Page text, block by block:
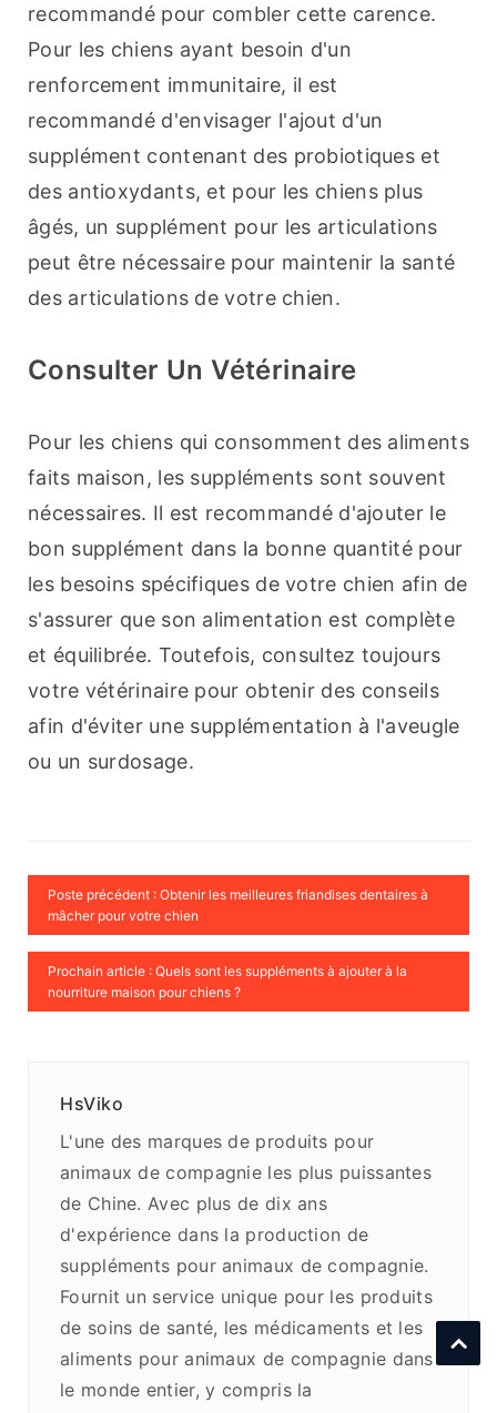
recommandé pour combler cette carence.
Pour les chiens ayant besoin d'un
renforcement immunitaire, il est
recommandé d'envisager l'ajout d'un
supplément contenant des probiotiques et
des antioxydants, et pour les chiens plus
âgés, un supplément pour les articulations
peut être nécessaire pour maintenir la santé
des articulations de votre chien.
Consulter Un Vétérinaire
Pour les chiens qui consomment des aliments
faits maison, les suppléments sont souvent
nécessaires. Il est recommandé d'ajouter le
bon supplément dans la bonne quantité pour
les besoins spécifiques de votre chien afin de
s'assurer que son alimentation est complète
et équilibrée. Toutefois, consultez toujours
votre vétérinaire pour obtenir des conseils
afin d'éviter une supplémentation à l'aveugle
ou un surdosage.
Poste précédent : Obtenir les meilleures friandises dentaires à
mâcher pour votre chien
Prochain article : Quels sont les suppléments à ajouter à la
nourriture maison pour chiens ?
HsViko
L'une des marques de produits pour
animaux de compagnie les plus puissantes
de Chine. Avec plus de dix ans
d'expérience dans la production de
suppléments pour animaux de compagnie.
Fournit un service unique pour les produits
de soins de santé, les médicaments et les
aliments pour animaux de compagnie dans
le monde entier, y compris la